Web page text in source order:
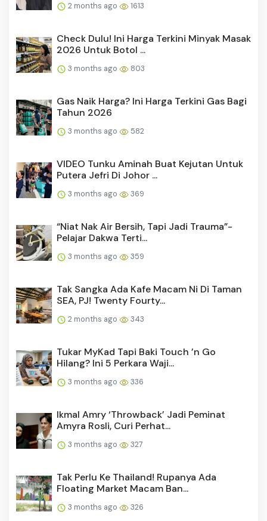
2 months ago 1613
Check Dulu! Ini Harga Terkini Minyak Masak
2026 Untuk Botol ...
3 months ago 803
Gas Naik Harga? Ini Harga Terkini Gas Bagi
Tahun 2026
3 months ago 582
VIDEO Tunku Aminah Buat Kejutan Untuk
Putera Jefri Di Johor ...
3 months ago 369
“Niat Nak Air Bersih, Tapi Jadi Trauma”-
Pelajar Dakwa Terti...
3 months ago 359
Tak Sangka Ada Kafe Macam Ni Di Taman
SEA, PJ! Twenty Fourty...
2 months ago 343
Tukar MyKad Tapi Baki Touch ’n Go
Hilang? Ini 5 Perkara Waji...
3 months ago 336
Ikmal Amry ‘Throwback’ Jadi Peminat
Amyra Rosli, Curi Perhat...
3 months ago 327
Tak Perlu Ke Thailand! Rupanya Ada
Floating Market Macam Ban...
3 months ago 326